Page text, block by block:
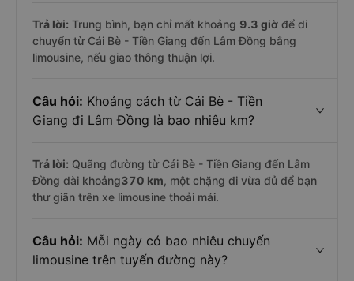
Trả lời: Trung bình, bạn chỉ mất khoảng 9.3 giờ để di
chuyển từ Cái Bè - Tiền Giang đến Lâm Đồng bằng
limousine, nếu giao thông thuận lợi.
Câu hỏi: Khoảng cách từ Cái Bè - Tiền
Giang đi Lâm Đồng là bao nhiêu km?
Trả lời: Quãng đường từ Cái Bè - Tiền Giang đến Lâm
Đồng dài khoảng370 km, một chặng đi vừa đủ để bạn
thư giãn trên xe limousine thoải mái.
Câu hỏi: Mỗi ngày có bao nhiêu chuyến
limousine trên tuyến đường này?